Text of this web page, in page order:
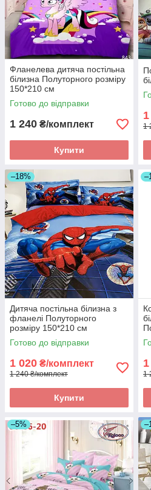
Фланелева дитяча постільна
білизна Полуторного розміру
150*210 см
Готово до відправки
1 240 ₴/комплект
Купити
1
–18%
Дитяча постільна білизна з
фланелі Полуторного
розміру 150*210 см
Готово до відправки
1 020 ₴/комплект
1 240 ₴/комплект
Купити
см
1
–5%